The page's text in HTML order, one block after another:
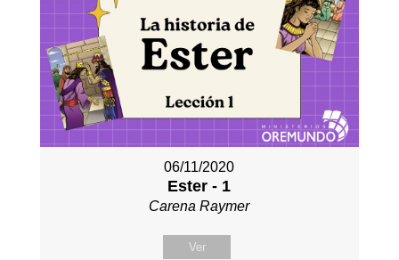
06/11/2020
Ester - 1
Carena Raymer
Ver